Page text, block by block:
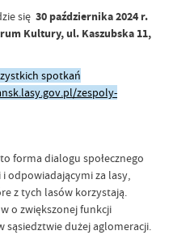
się 30 października 2024 r.
Kultury, ul. Kaszubska 11,
spotkań
zespoly-
forma dialogu społecznego
odpowiadającymi za lasy,
z tych lasów korzystają.
o zwiększonej funkcji
sąsiedztwie dużej aglomeracji.